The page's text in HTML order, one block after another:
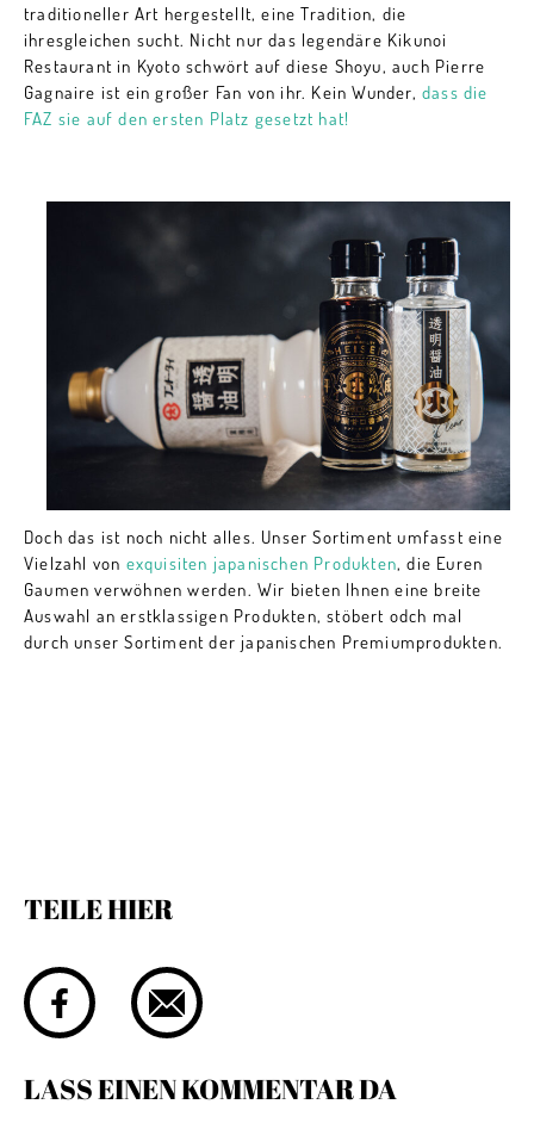
traditioneller Art hergestellt, eine Tradition, die
ihresgleichen sucht. Nicht nur das legendäre Kikunoi
Restaurant in Kyoto schwört auf diese Shoyu, auch Pierre
Gagnaire ist ein großer Fan von ihr. Kein Wunder, dass die
FAZ sie auf den ersten Platz gesetzt hat!
Doch das ist noch nicht alles. Unser Sortiment umfasst eine
Vielzahl von exquisiten japanischen Produkten, die Euren
Gaumen verwöhnen werden. Wir bieten Ihnen eine breite
Auswahl an erstklassigen Produkten, stöbert odch mal
durch unser Sortiment der japanischen Premiumprodukten.
LASS EINEN KOMMENTAR DA
TEILE HIER